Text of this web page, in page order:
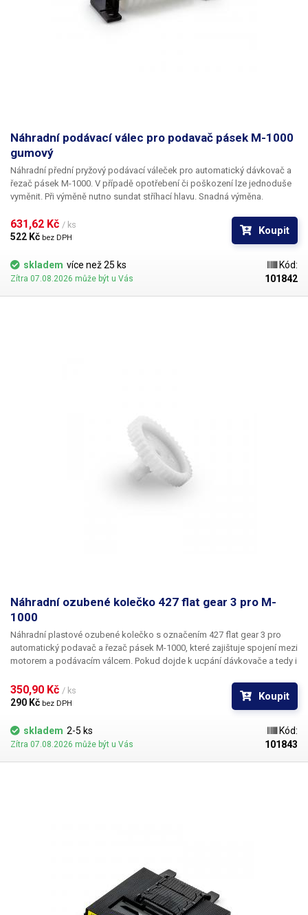
Náhradní podávací válec pro podavač pásek M-1000
gumový
Náhradní přední pryžový podávací váleček pro automatický dávkovač a
řezač pásek M-1000. V případě opotřebení či poškození lze jednoduše
vyměnit. Při výměně nutno sundat stříhací hlavu. Snadná výměna.
631,62 Kč / ks
522 Kč bez DPH
Koupit
skladem více než 25 ks
Zítra 07.08.2026 může být u Vás
Kód:
101842
Náhradní ozubené kolečko 427 flat gear 3 pro M-
1000
​Náhradní plastové ozubené kolečko s označením 427 flat gear 3 pro
automatický podavač a řezač pásek M-1000, které zajištuje spojení mezi
motorem a podávacím válcem. Pokud dojde k ucpání dávkovače a tedy i
jeho zlomení. Díky tomuto náhradnímu ozubenému kolečku si můžete
sami svépomocí podavač pásek
sami opravit. Průměr: 29.7mm
350,90 Kč / ks
290 Kč bez DPH
Koupit
skladem 2-5 ks
Zítra 07.08.2026 může být u Vás
Kód:
101843